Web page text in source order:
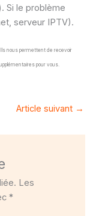
Si le problème
serveur IPTV).
nous permettent de recevoir
pour vous.
Article suivant →
Les
*